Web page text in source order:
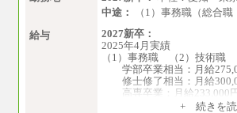
中途：
（1）事務職（総合職
給与
2027新卒：
2025年4月実績
（1）事務職 （2）技術職
学部卒業相当：月給
修士修了相当：月給
高専卒業：月給233,000
+ 続きを